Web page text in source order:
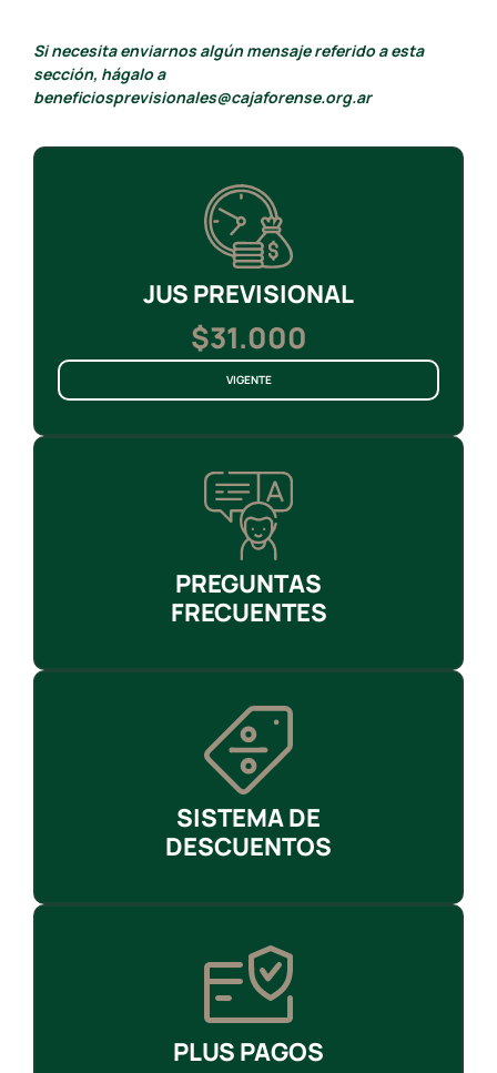
Si necesita enviarnos algún mensaje referido a esta
sección, hágalo a
beneficiosprevisionales@cajaforense.org.ar
JUS PREVISIONAL
$31.000
VIGENTE
PREGUNTAS
FRECUENTES
SISTEMA DE
DESCUENTOS
PLUS PAGOS